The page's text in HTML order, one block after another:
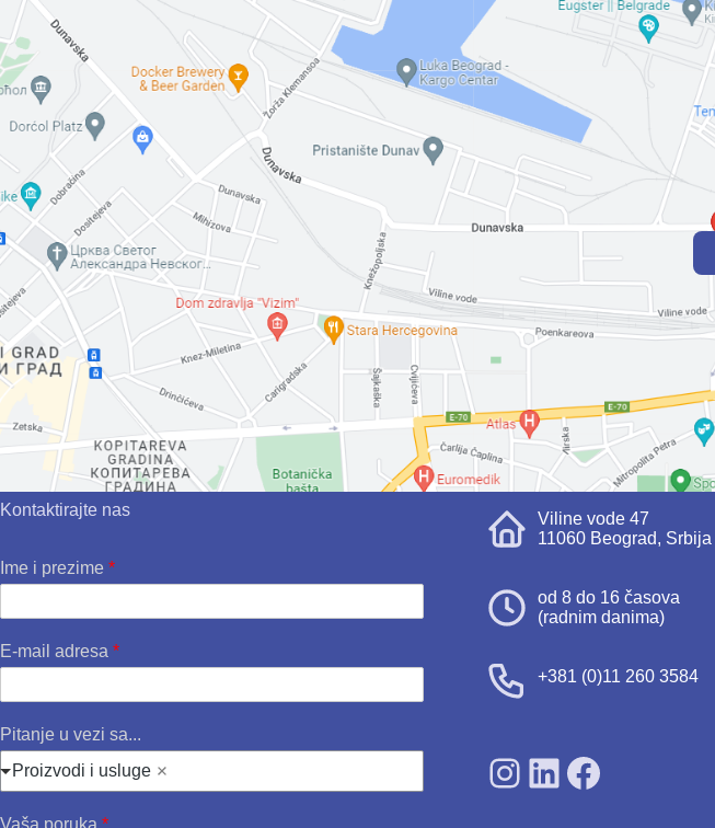
Kontaktirajte nas
Ime i prezime *
E-mail adresa *
Pitanje u vezi sa...
Proizvodi i usluge
Vaša poruka *
Viline vode 47
11060 Beograd, Srbija
od 8 do 16 časova
(radnim danima)
+381 (0)11 260 3584
SDPS on Instagram
SDPS on Lunkedin
SDPS on Facebook